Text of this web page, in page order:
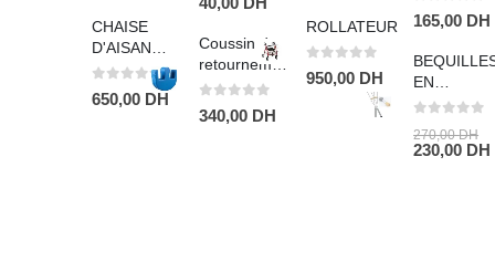
CHAISE
D'AISANCE
ROULANTE
0sur 5
650,00 DH
Coussin de
retournement
ergonomique
pour lit
médicalisé
0 sur 5
340,00 DH
ROLLATEUR
0sur 5
950,00 DH
Bandage
0 sur 5
165,00 DH
EN
ADULTE
270,00DH
230,00 DH